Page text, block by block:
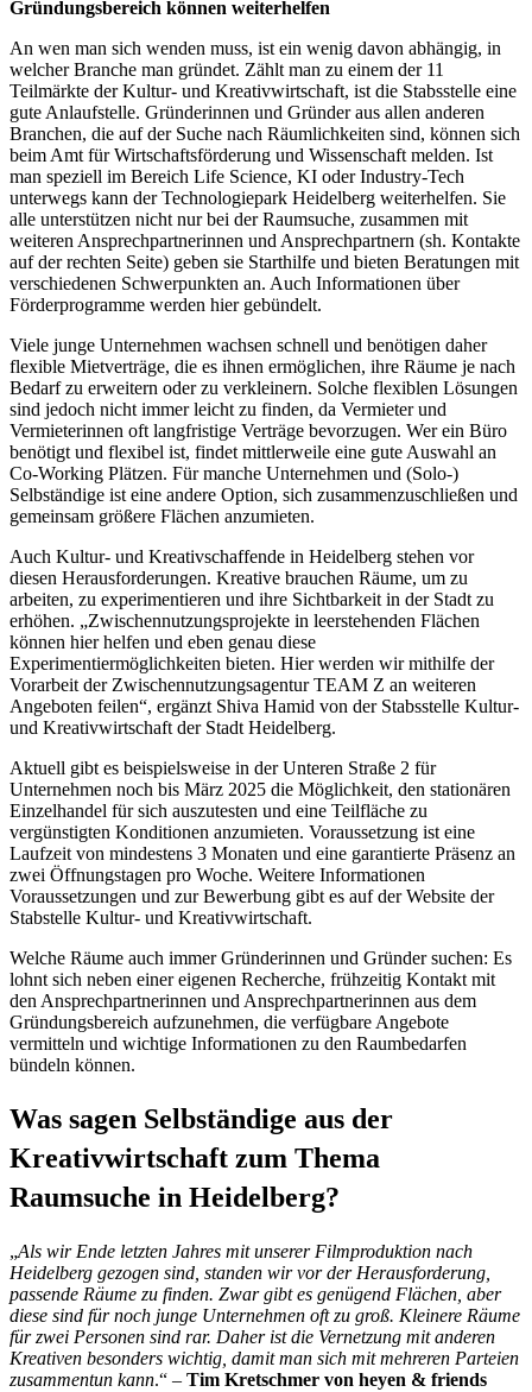
Gründungsbereich können weiterhelfen
An wen man sich wenden muss, ist ein wenig davon abhängig, in
welcher Branche man gründet. Zählt man zu einem der 11
Teilmärkte der Kultur- und Kreativwirtschaft, ist die Stabsstelle eine
gute Anlaufstelle. Gründerinnen und Gründer aus allen anderen
Branchen, die auf der Suche nach Räumlichkeiten sind, können sich
beim Amt für Wirtschaftsförderung und Wissenschaft melden. Ist
man speziell im Bereich Life Science, KI oder Industry-Tech
unterwegs kann der Technologiepark Heidelberg weiterhelfen. Sie
alle unterstützen nicht nur bei der Raumsuche, zusammen mit
weiteren Ansprechpartnerinnen und Ansprechpartnern (sh. Kontakte
auf der rechten Seite) geben sie Starthilfe und bieten Beratungen mit
verschiedenen Schwerpunkten an. Auch Informationen über
Förderprogramme werden hier gebündelt.
Viele junge Unternehmen wachsen schnell und benötigen daher
flexible Mietverträge, die es ihnen ermöglichen, ihre Räume je nach
Bedarf zu erweitern oder zu verkleinern. Solche flexiblen Lösungen
sind jedoch nicht immer leicht zu finden, da Vermieter und
Vermieterinnen oft langfristige Verträge bevorzugen. Wer ein Büro
benötigt und flexibel ist, findet mittlerweile eine gute Auswahl an
Co-Working Plätzen. Für manche Unternehmen und (Solo-)
Selbständige ist eine andere Option, sich zusammenzuschließen und
gemeinsam größere Flächen anzumieten.
Auch Kultur- und Kreativschaffende in Heidelberg stehen vor
diesen Herausforderungen. Kreative brauchen Räume, um zu
arbeiten, zu experimentieren und ihre Sichtbarkeit in der Stadt zu
erhöhen. „Zwischennutzungsprojekte in leerstehenden Flächen
können hier helfen und eben genau diese
Experimentiermöglichkeiten bieten. Hier werden wir mithilfe der
Vorarbeit der Zwischennutzungsagentur TEAM Z an weiteren
Angeboten feilen“, ergänzt Shiva Hamid von der Stabsstelle Kultur-
und Kreativwirtschaft der Stadt Heidelberg.
Aktuell gibt es beispielsweise in der Unteren Straße 2 für
Unternehmen noch bis März 2025 die Möglichkeit, den stationären
Einzelhandel für sich auszutesten und eine Teilfläche zu
vergünstigten Konditionen anzumieten. Voraussetzung ist eine
Laufzeit von mindestens 3 Monaten und eine garantierte Präsenz an
zwei Öffnungstagen pro Woche. Weitere Informationen
Voraussetzungen und zur Bewerbung gibt es auf der Website der
Stabstelle Kultur- und Kreativwirtschaft.
Welche Räume auch immer Gründerinnen und Gründer suchen: Es
lohnt sich neben einer eigenen Recherche, frühzeitig Kontakt mit
den Ansprechpartnerinnen und Ansprechpartnerinnen aus dem
Gründungsbereich aufzunehmen, die verfügbare Angebote
vermitteln und wichtige Informationen zu den Raumbedarfen
bündeln können.
Was sagen Selbständige aus der
Kreativwirtschaft zum Thema
Raumsuche in Heidelberg?
„Als wir Ende letzten Jahres mit unserer Filmproduktion nach
Heidelberg gezogen sind, standen wir vor der Herausforderung,
passende Räume zu finden. Zwar gibt es genügend Flächen, aber
diese sind für noch junge Unternehmen oft zu groß. Kleinere Räume
für zwei Personen sind rar. Daher ist die Vernetzung mit anderen
Kreativen besonders wichtig, damit man sich mit mehreren Parteien
zusammentun kann.“ – Tim Kretschmer von heyen & friends